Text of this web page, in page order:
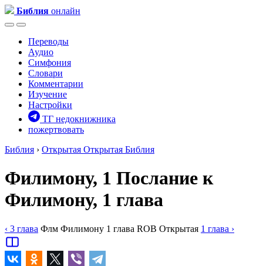
Библия онлайн
Переводы
Аудио
Симфония
Словари
Комментарии
Изучение
Настройки
ТГ недокнижника
пожертвовать
Библия › Открытая Открытая Библия
Филимону, 1 Послание к
Филимону, 1 глава
‹ 3 глава Флм Филимону 1 глава ROB Открытая 1 глава ›